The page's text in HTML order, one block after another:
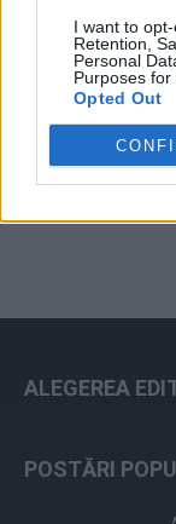
I want to
Retention,
Personal
Purposes for
Opted Out
ALEGEREA
POSTĂRI